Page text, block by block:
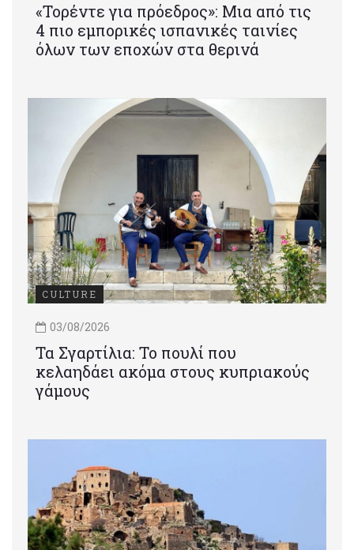
«Τορέντε για πρόεδρος»: Mια από τις
4 πιο εμπορικές ισπανικές ταινίες
όλων των εποχών στα θερινά
CULTURE
03/08/2026
Τα Σγαρτίλια: Το πουλί που
κελαηδάει ακόμα στους κυπριακούς
γάμους